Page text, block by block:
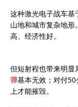
这种激光电子战车基
山地和城市复杂地
高、经济性好。
但短射程也带来明显
弹基本无效；对付
上才能摧毁。